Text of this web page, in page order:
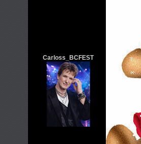
Carloss_BCFEST